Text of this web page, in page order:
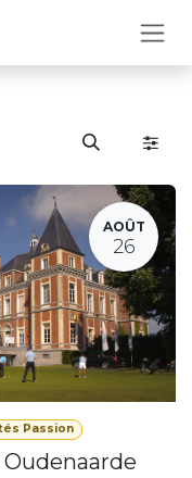
AOÛT
26
Passion